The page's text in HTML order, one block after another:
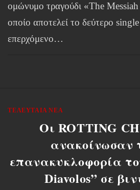
ομώνυμο τραγούδι «The
οποίο αποτελεί το δεύτερο
επερχόμενο…
ΤΕΛΕΥΤΑΊΑ ΝΈΑ
Οι ROTTING
ανακοίνωσαν
επανακυκλοφορία
Diavolos” σε